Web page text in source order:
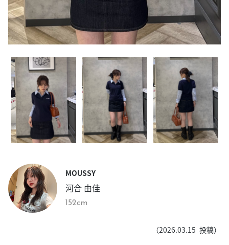
MOUSSY
河合 由佳
152cm
（2026.03.15 投稿）